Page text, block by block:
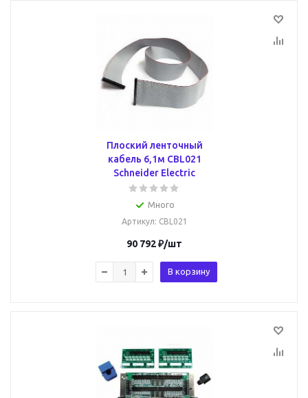
Плоский ленточный
кабель 6,1м CBL021
Schneider Electric
Много
Артикул: CBL021
90 792₽/шт
В корзину